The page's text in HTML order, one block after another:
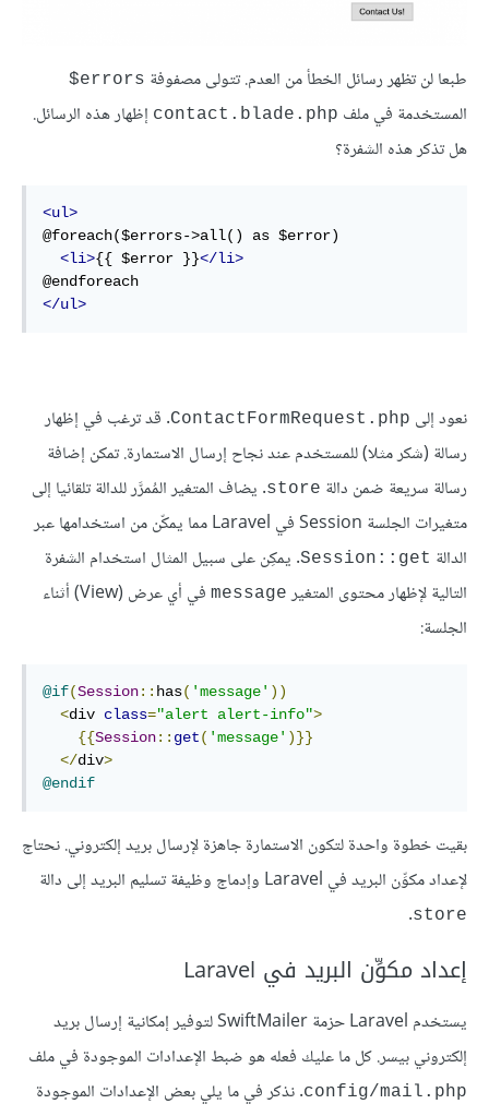
طبعا لن تظهر رسائل الخطأ من العدم. تتولى مصفوفة errors$
المستخدمة في ملف contact.blade.php إظهار هذه الرسائل.
هل تذكر هذه الشفرة؟
<ul>
@foreach($errors->all() as $error)
<li>{{ $error }}</li>
</ul>
نعود إلى ContactFormRequest.php. قد ترغب في إظهار
رسالة (شكر مثلا) للمستخدم عند نجاح إرسال الاستمارة. تمكن إضافة
رسالة سريعة ضمن دالة store. يضاف المتغير المُمرَّر للدالة تلقائيا إلى
متغيرات الجلسة Session في Laravel مما يمكّن من استخدامها عبر
الدالة Session::get. يمكِن على سبيل المثال استخدام الشفرة
التالية لإظهار محتوى المتغير message
في أي عرض (View) أثناء
الجلسة:
@if(Session:: has( 'message' ))
<div class="alert alert-info">
{{Session:: get( 'message' )}}
</div>
@endif
بقيت خطوة واحدة لتكون الاستمارة جاهزة لإرسال بريد إلكتروني. نحتاج
لإعداد مكوِّن البريد في Laravel وإدماج وظيفة تسليم البريد إلى دالة
store
.
إعداد مكوِّن البريد في Laravel
يستخدم Laravel حزمة SwiftMailer لتوفير إمكانية إرسال بريد
إلكتروني بيسر. كل ما عليك فعله هو ضبط الإعدادات الموجودة في ملف
config/mail.php. نذكر في ما يلي بعض الإعدادات الموجودة